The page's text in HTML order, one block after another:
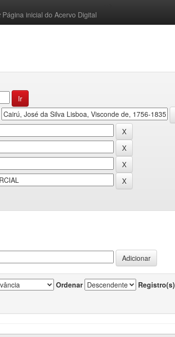
Página inicial do Acervo Digital
Ordenar Registro(s)